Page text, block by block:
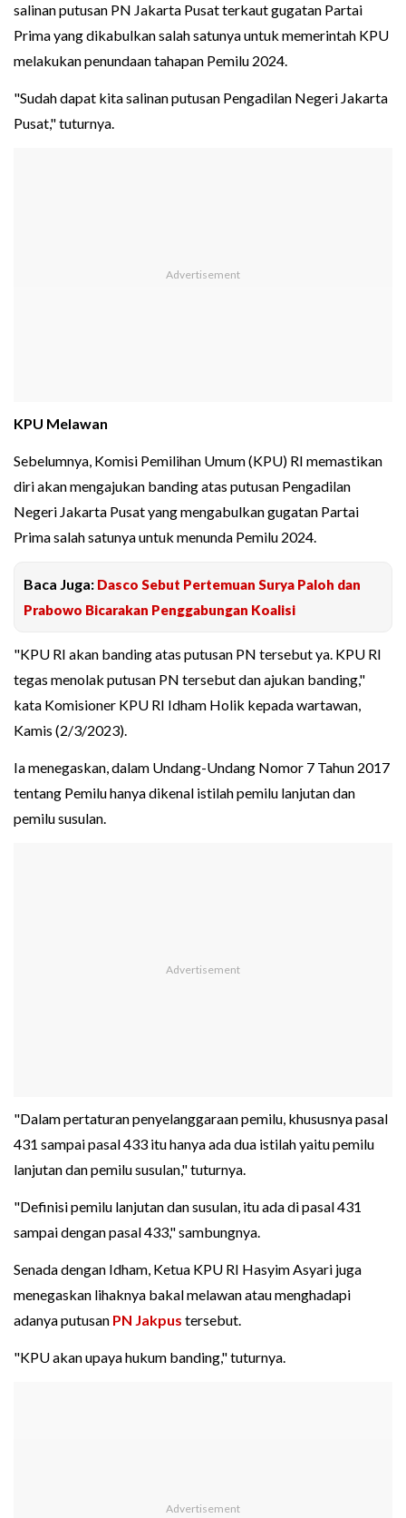
salinan putusan PN Jakarta Pusat terkaut gugatan Partai
Prima yang dikabulkan salah satunya untuk memerintah KPU
melakukan penundaan tahapan Pemilu 2024.
"Sudah dapat kita salinan putusan Pengadilan Negeri Jakarta
Pusat," tuturnya.
KPU Melawan
Sebelumnya, Komisi Pemilihan Umum (KPU) RI memastikan
diri akan mengajukan banding atas putusan Pengadilan
Negeri Jakarta Pusat yang mengabulkan gugatan Partai
Prima salah satunya untuk menunda Pemilu 2024.
Baca Juga: Dasco Sebut Pertemuan Surya Paloh dan
Prabowo Bicarakan Penggabungan Koalisi
"KPU RI akan banding atas putusan PN tersebut ya. KPU RI
tegas menolak putusan PN tersebut dan ajukan banding,"
kata Komisioner KPU RI Idham Holik kepada wartawan,
Kamis (2/3/2023).
Ia menegaskan, dalam Undang-Undang Nomor 7 Tahun 2017
tentang Pemilu hanya dikenal istilah pemilu lanjutan dan
pemilu susulan.
"Dalam pertaturan penyelanggaraan pemilu, khususnya pasal
431 sampai pasal 433 itu hanya ada dua istilah yaitu pemilu
lanjutan dan pemilu susulan," tuturnya.
"Definisi pemilu lanjutan dan susulan, itu ada di pasal 431
sampai dengan pasal 433," sambungnya.
Senada dengan Idham, Ketua KPU RI Hasyim Asyari juga
menegaskan lihaknya bakal melawan atau menghadapi
adanya putusan PN Jakpus tersebut.
"KPU akan upaya hukum banding," tuturnya.